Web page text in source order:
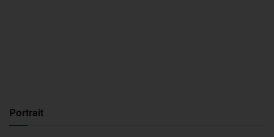
Portrait